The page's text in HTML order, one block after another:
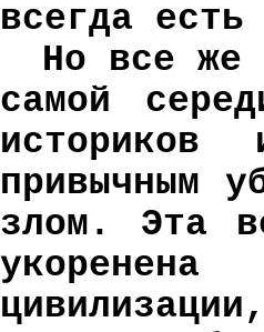
всегда
Но все же
самой
привычным
злом. Эта